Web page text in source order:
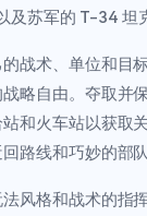
苏军的 T-34 坦
战术、单位和目
略自由。夺取并
和火车站以获取
路线和巧妙的部
法风格和战术的